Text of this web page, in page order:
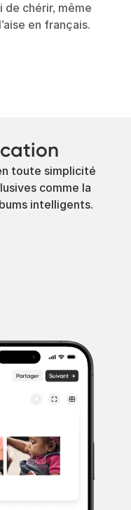
de chérir, même
en français.
toute simplicité
comme la
intelligents.